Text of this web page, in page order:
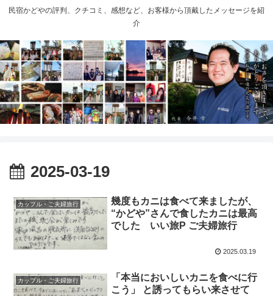
民宿かどやの評判、クチコミ、感想など、お客様から頂戴したメッセージを紹
介
2025-03-19
カップル・ご夫婦旅行
幾度もカニは食べて来ましたが、
“かどや”さんで食したカニは最高
でした いい旅P ご夫婦旅行
2025.03.19
カップル・ご夫婦旅行
「本当においしいカニを食べに行
こう」 と誘ってもらい来させて